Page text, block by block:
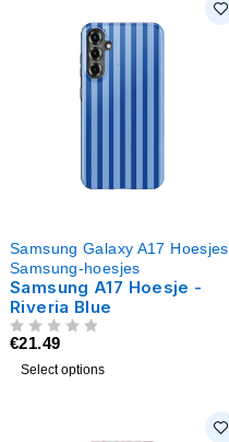
Samsung Galaxy A17 Hoesjes
Samsung-hoesjes
Samsung A17 Hoesje -
Riveria Blue
€21.49
Select options